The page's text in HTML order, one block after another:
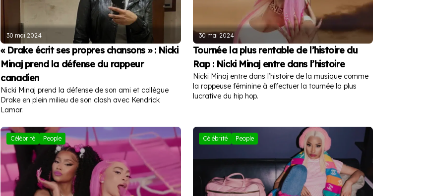
30 mai 2024
« Drake écrit ses propres chansons » : Nicki
Minaj prend la défense du rappeur
canadien
Nicki Minaj prend la défense de son ami et collègue
Drake en plein milieu de son clash avec Kendrick
Lamar.
30 mai 2024
Tournée la plus rentable de l’histoire du
Rap : Nicki Minaj entre dans l’histoire
Nicki Minaj entre dans l’histoire de la musique comme
la rappeuse féminine à effectuer la tournée la plus
lucrative du hip hop.
Célébrité People Célébrité People